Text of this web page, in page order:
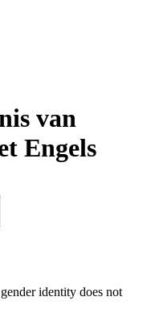
van
Engels
identity does not